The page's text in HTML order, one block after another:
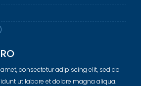
consectetur adipiscing elit, sed do
ut labore et dolore magna aliqua.